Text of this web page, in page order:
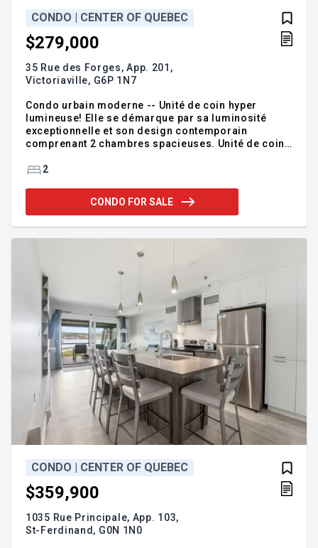
CONDO | CENTER OF QUEBEC
$279,000
35 Rue des Forges, App. 201,
Victoriaville, G6P 1N7
Condo urbain moderne -- Unité de coin hyper
lumineuse! Elle se démarque par sa luminosité
exceptionnelle et son design contemporain
comprenant 2 chambres spacieuses. Unité de coin
balcons pour profiter du plein air, ascenseur dans
stationnement intérieur, planchers chauffants
(cuisine et salle de bain), insonorisation
manquer. Addendum:Incusions:
2
CONDO FOR SALE
CONDO | CENTER OF QUEBEC
$359,900
1035 Rue Principale, App. 103,
St-Ferdinand, G0N 1N0